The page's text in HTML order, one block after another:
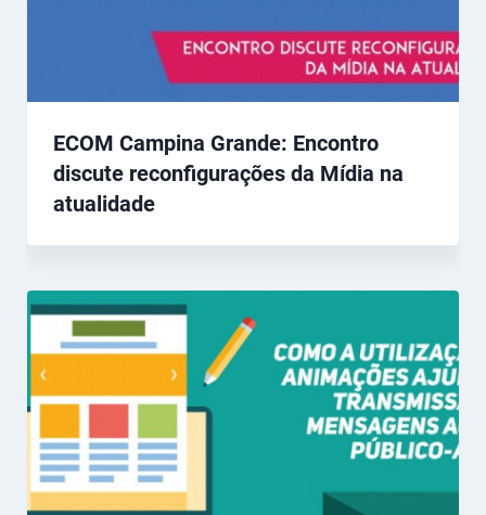
ECOM Campina Grande: Encontro
discute reconfigurações da Mídia na
atualidade